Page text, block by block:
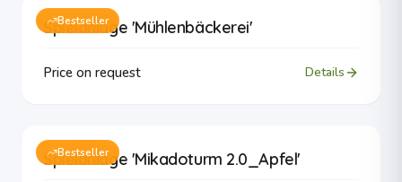
Bestseller
Spielanlage 'Mühlenbäckerei'
Price on request Details
Bestseller
Spielanlage 'Mikadoturm 2.0_Apfel'